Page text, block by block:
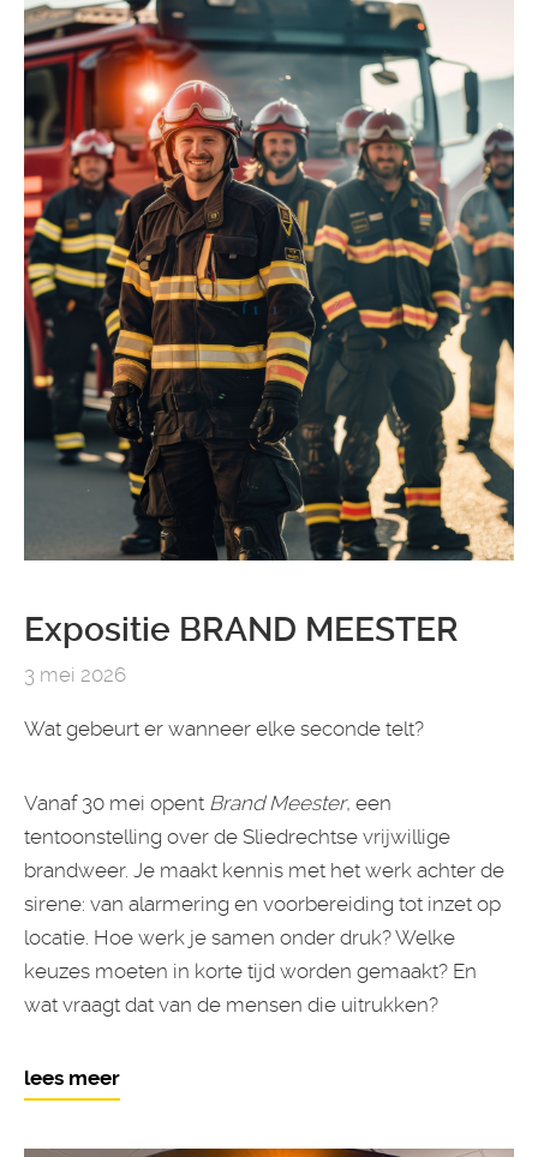
Expositie BRAND MEESTER
3 mei 2026
Wat gebeurt er wanneer elke seconde telt?
Vanaf 30 mei opent Brand Meester, een
tentoonstelling over de Sliedrechtse vrijwillige
brandweer. Je maakt kennis met het werk achter de
sirene: van alarmering en voorbereiding tot inzet op
locatie. Hoe werk je samen onder druk? Welke
keuzes moeten in korte tijd worden gemaakt? En
wat vraagt dat van de mensen die uitrukken?
lees meer